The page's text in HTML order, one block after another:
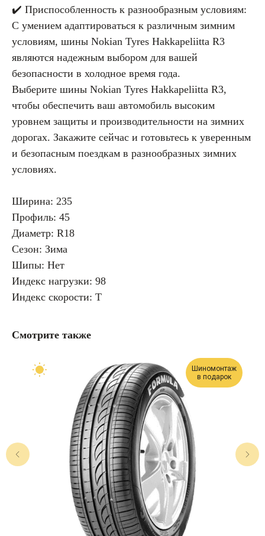
✔️ Приспособленность к разнообразным условиям:
С умением адаптироваться к различным зимним
условиям, шины Nokian Tyres Hakkapeliitta R3
являются надежным выбором для вашей
безопасности в холодное время года.
Выберите шины Nokian Tyres Hakkapeliitta R3,
чтобы обеспечить ваш автомобиль высоким
уровнем защиты и производительности на зимних
дорогах. Закажите сейчас и готовьтесь к уверенным
и безопасным поездкам в разнообразных зимних
условиях.
Ширина: 235
Профиль: 45
Диаметр: R18
Сезон: Зима
Шипы: Нет
Индекс нагрузки: 98
Индекс скорости: T
Смотрите также
Шиномонтаж
в подарок